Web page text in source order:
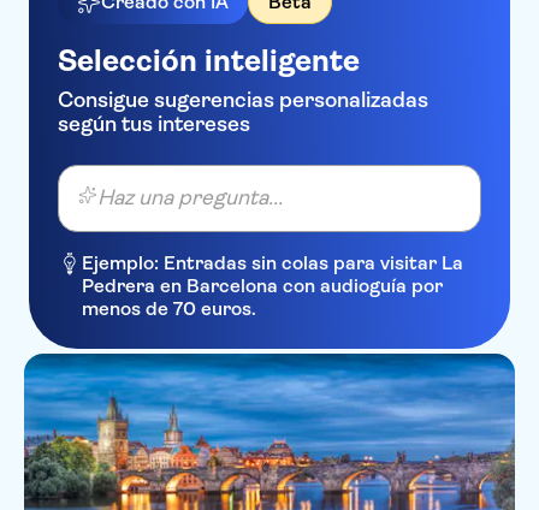
Selección inteligente
Consigue sugerencias personalizadas
según tus intereses
Haz una pregunta...
Ejemplo: Entradas sin colas para visitar La
Pedrera en Barcelona con audioguía por
menos de 70 euros.